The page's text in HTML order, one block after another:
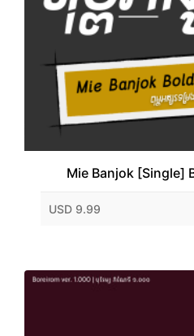
Mie Banjok [Single]
USD 9.99